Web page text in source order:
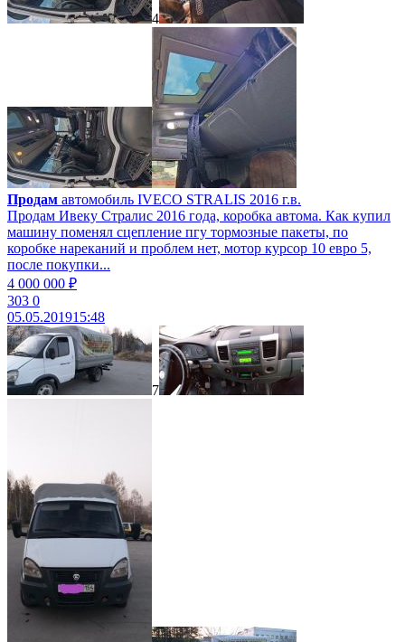
4
Продам автомобиль IVECO STRALIS 2016 г.в.
Продам Ивеку Стралис 2016 года, коробка автома. Как купил
машину поменял сцепление пгу тормозные пакеты, по
коробке нареканий и проблем нет, мотор курсор 10 евро 5,
после покупки...
4 000 000 ₽
303 0
05.05.201915:48
7